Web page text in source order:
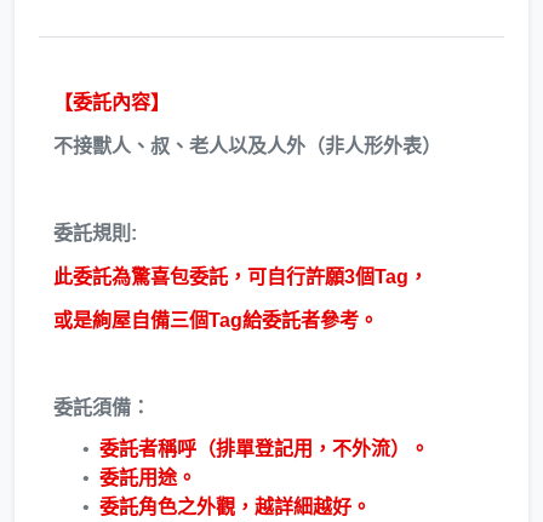
【委託內容】
不接獸人、叔、老人以及人外（非人形外表）
委託規則:
此委託為驚喜包委託，可自行許願3個Tag，
或是絢屋自備三個Tag給委託者參考。
委託須備：
委託者稱呼（排單登記用，不外流）。
委託用途。
委託角色之外觀，越詳細越好。